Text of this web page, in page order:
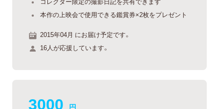
本作の上映会で使用できる鑑賞券×2枚をプレゼント
2015年04月 にお届け予定です。
16人が応援しています。
3000